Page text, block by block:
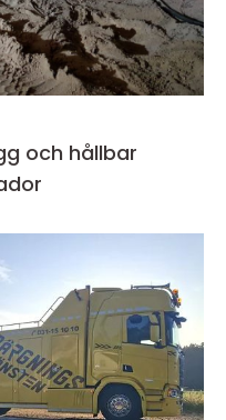
och hållbar